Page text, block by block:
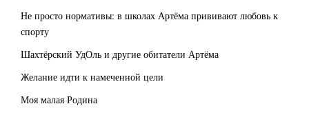
Не просто нормативы: в школах Артёма прививают любовь к
спорту
Шахтёрский УдОль и другие обитатели Артёма
Желание идти к намеченной цели
Моя малая Родина